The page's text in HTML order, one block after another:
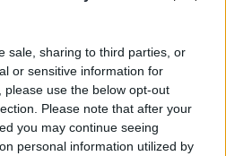
sale, sharing to third parties, or
or sensitive information for
use the below opt-out
Please note that after your
you may continue seeing
personal information utilized by
sprintfutamot rendezzünk.
– nyilatkozta Vowles a
hozzátette, hogy a
lennie kell.